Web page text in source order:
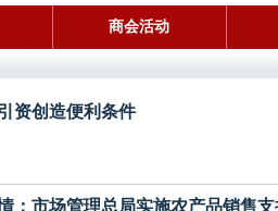
商会活动
资创造便利条件
：市场管理总局实施农产品销售